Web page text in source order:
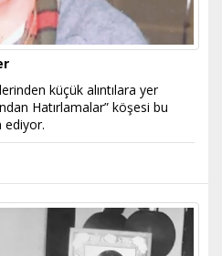
küçük alıntılara yer
Hatırlamalar” köşesi bu
ediyor.